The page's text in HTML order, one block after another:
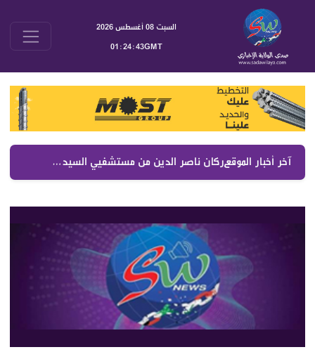
السبت 08 أغسطس 2026
01:24:44GMT
آخر أخبار الموقع : ركان ناصر الدين من مستشفيي السيدة والصليب رفع التغطيات الصحية والمزيد في موازنة 2027